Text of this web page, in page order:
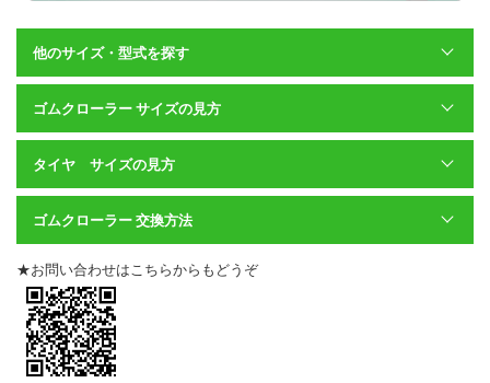
他のサイズ・型式を探す
ゴムクローラー サイズの見方
タイヤ サイズの見方
ゴムクローラー 交換方法
★お問い合わせはこちらからもどうぞ